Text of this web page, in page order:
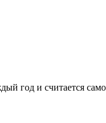
год и считается